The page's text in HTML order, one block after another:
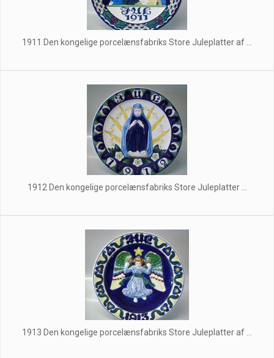
1911 Den kongelige porcelænsfabriks Store Juleplatter af ...
1912 Den kongelige porcelænsfabriks Store Juleplatter ...
1913 Den kongelige porcelænsfabriks Store Juleplatter af ...